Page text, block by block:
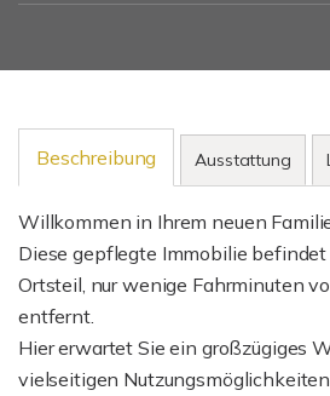
Beschreibung Ausstattung
Willkommen in Ihrem neuen
Diese gepflegte Immobilie
Ortsteil, nur wenige Fahrminuten
entfernt.
Hier erwartet Sie ein großzügiges
vielseitigen